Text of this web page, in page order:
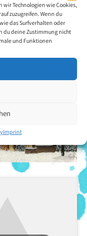
Technologien wie Cookies,
zuzugreifen. Wenn du
das Surfverhalten oder
du deine Zustimmung nicht
und Funktionen
Imprint